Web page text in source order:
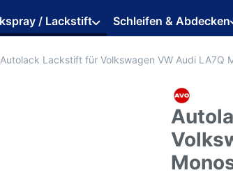
/ Lackstift Schleifen & Abdecken
Autolack Lackstift für Volkswagen VW Audi LA7Q